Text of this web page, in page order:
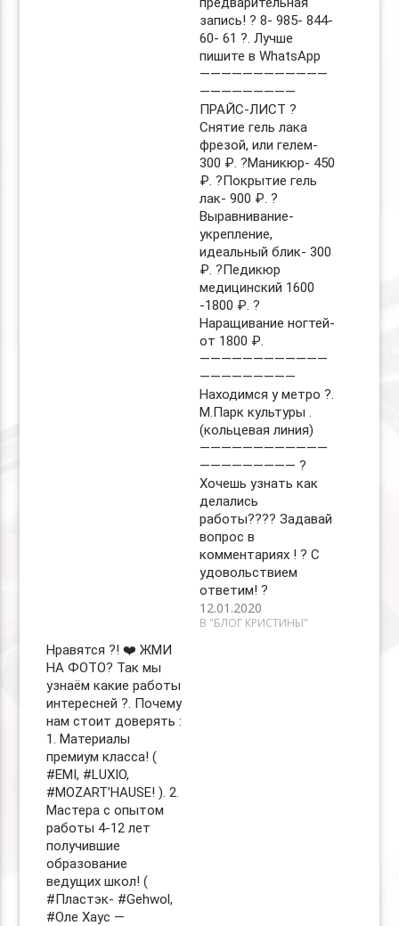
запись! ? 8- 985- 844-
60- 61 ?. Лучше
пишите в WhatsApp
————————————
—————————
ПРАЙС-ЛИСТ ?
Снятие гель лака
фрезой, или гелем-
300 ₽. ?Маникюр- 450
₽. ?Покрытие гель
лак- 900 ₽. ?
Выравнивание-
укрепление,
идеальный блик- 300
₽. ?Педикюр
медицинский 1600
-1800 ₽. ?
Наращивание ногтей-
от 1800 ₽.
————————————
—————————
Находимся у метро ?.
М.Парк культуры .
(кольцевая линия)
————————————
————————— ?
Хочешь узнать как
делались
работы???‍? Задавай
вопрос в
комментариях ! ? С
удовольствием
ответим! ?
12.01.2020
В "БЛОГ КРИСТИНЫ"
Нравятся ?! ❤️ ЖМИ
НА ФОТО? Так мы
узнаём какие работы
интересней ?. Почему
нам стоит доверять :
1. Материалы
премиум класса! (
#EMI, #LUXIO,
#MOZART’HAUSE! ). 2.
Мастера с опытом
работы 4-12 лет
получившие
образование
ведущих школ! (
#Пластэк- #Gehwol,
#Оле Хаус —